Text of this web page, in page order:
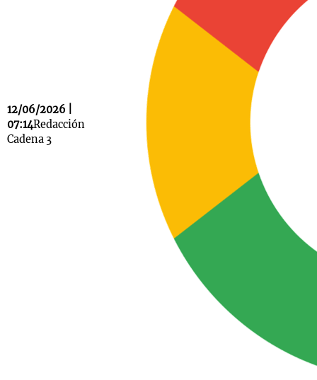
12/06/2026 |
07:14Redacción
Cadena 3